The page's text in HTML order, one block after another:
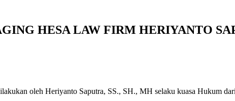
HESA LAW FIRM HERIYANTO
oleh Heriyanto Saputra, SS., SH., MH selaku kuasa Hukum